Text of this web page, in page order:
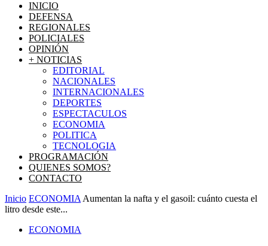
INICIO
DEFENSA
REGIONALES
POLICIALES
OPINIÓN
+ NOTICIAS
EDITORIAL
NACIONALES
INTERNACIONALES
DEPORTES
ESPECTACULOS
ECONOMIA
POLITICA
TECNOLOGIA
PROGRAMACIÓN
QUIENES SOMOS?
CONTACTO
Inicio ECONOMIA Aumentan la nafta y el gasoil: cuánto cuesta el
litro desde este...
ECONOMIA